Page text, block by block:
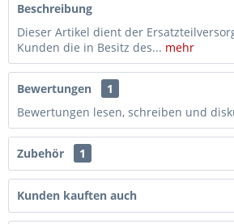
Beschreibung
Dieser Artikel dient der
Kunden die in Besitz des... mehr
Bewertungen
1
Bewertungen lesen, schreiben und
Zubehör 1
Kunden kauften auch